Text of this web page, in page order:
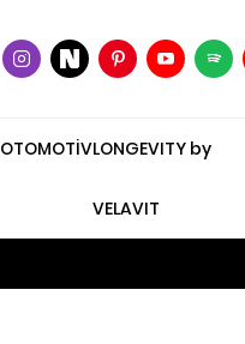
OTOMOTİVLONGEVITY by
VELAVIT